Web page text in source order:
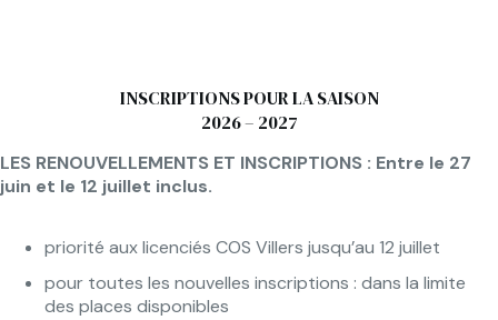
INSCRIPTIONS POUR LA SAISON
2026 – 2027
LES RENOUVELLEMENTS ET INSCRIPTIONS : Entre le 27
juin et le 12 juillet inclus.
priorité aux licenciés COS Villers jusqu’au 12 juillet
pour toutes les nouvelles inscriptions : dans la limite
des places disponibles